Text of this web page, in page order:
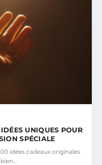
UNIQUES POUR
SPÉCIALE
idées cadeaux originales